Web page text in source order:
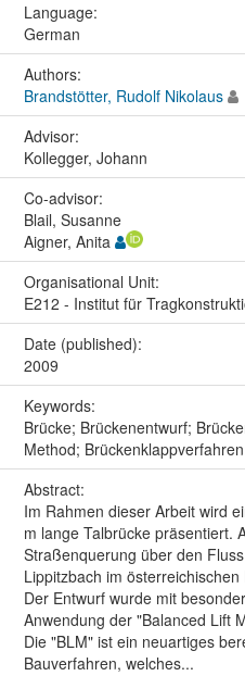
Language:
German
Authors:
Brandstötter, Rudolf Nikolaus
Advisor:
Kollegger, Johann
Co-advisor:
Blail, Susanne
Aigner, Anita
Organisational Unit:
E212 - Institut für
Date (published):
2009
Keywords:
Brücke; Brückenentwurf;
Method; Brückenklappverfahren
Abstract:
Im Rahmen dieser Arbeit wird
m lange Talbrücke präsentiert.
Straßenquerung über den
Lippitzbach im
Der Entwurf wurde mit
Anwendung der "Balanced Lift
Die "BLM" ist ein neuartiges
Bauverfahren, welches...